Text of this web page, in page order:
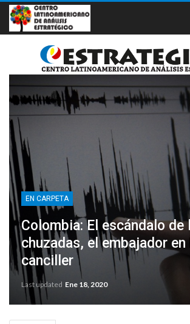
EN CARPETA
Colombia: El escándalo de
chuzadas, el embajador en
canciller
Last updated Ene 18, 2020